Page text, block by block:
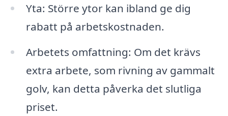
Yta: Större ytor kan ibland ge dig
rabatt på arbetskostnaden.
Arbetets omfattning: Om det krävs
extra arbete, som rivning av gammalt
golv, kan detta påverka det slutliga
priset.